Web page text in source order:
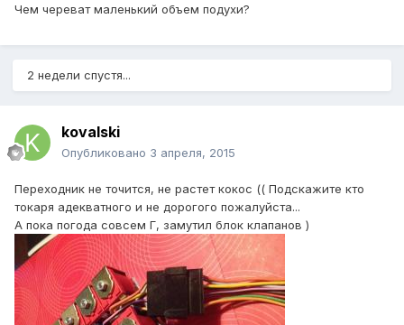
Чем череват маленький объем подухи?
2 недели спустя...
kovalski
Опубликовано 3 апреля, 2015
Переходник не точится, не растет кокос (( Подскажите кто
токаря адекватного и не дорогого пожалуйста...
А пока погода совсем Г, замутил блок клапанов )